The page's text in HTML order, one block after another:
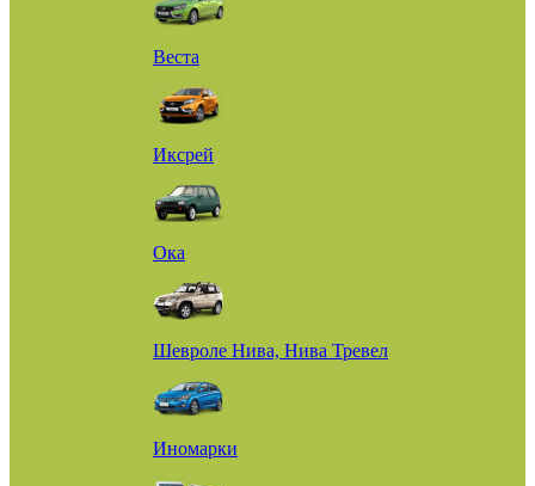
Веста
Иксрей
Ока
Шевроле Нива, Нива Тревел
Иномарки